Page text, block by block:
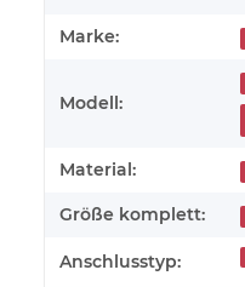
Marke:
Modell:
Material:
Größe komplett:
Anschlusstyp: